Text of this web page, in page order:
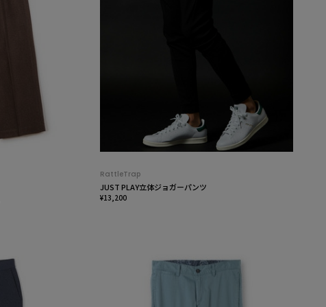
RattleTrap
JUST PLAY立体ジョガーパンツ
¥13,200